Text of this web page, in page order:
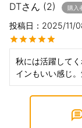
DT 2 購入
投稿日
2025/11/
秋には活躍して
インもいい感じ。